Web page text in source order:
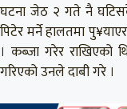
घटना जेठ २ गते नै
पिटेर मर्ने हालतमा
। कब्जा गरेर राखिएको
गरिएको उनले दाबी गरे ।